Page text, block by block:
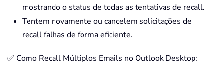
mostrando o status de todas as tentativas de recall.
Tentem novamente ou cancelem solicitações de
recall falhas de forma eficiente.
✅ Como Recall Múltiplos Emails no Outlook Desktop: